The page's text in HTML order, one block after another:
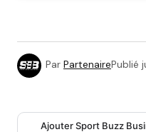
Par PartenairePublié
Ajouter Sport Buzz